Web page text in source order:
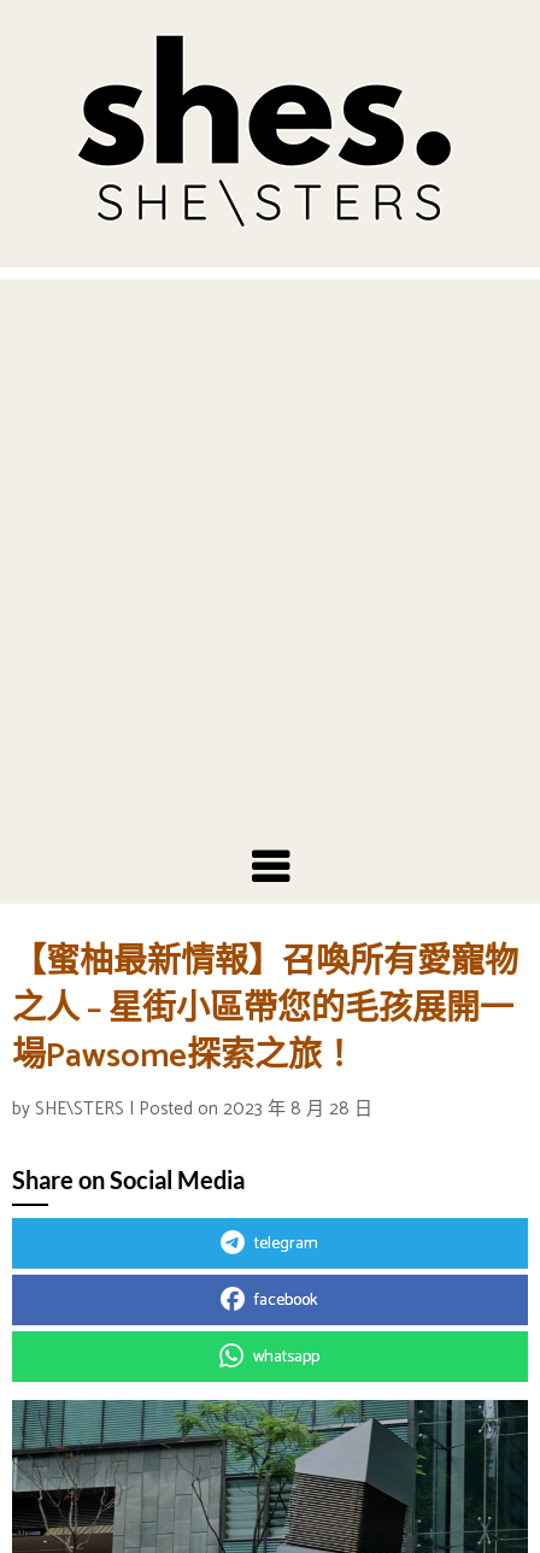
【蜜柚最新情報】召喚所有愛寵物
之人 – 星街小區帶您的毛孩展開一
場Pawsome探索之旅！
by SHE\STERS | Posted on 2023 年 8 月 28 日
Share on Social Media
telegram
facebook
whatsapp